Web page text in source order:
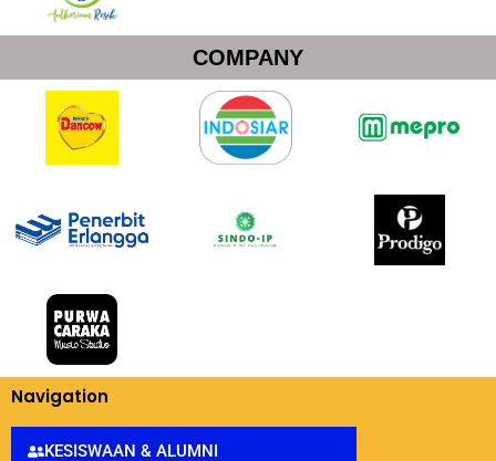
COMPANY
Navigation
KESISWAAN & ALUMNI